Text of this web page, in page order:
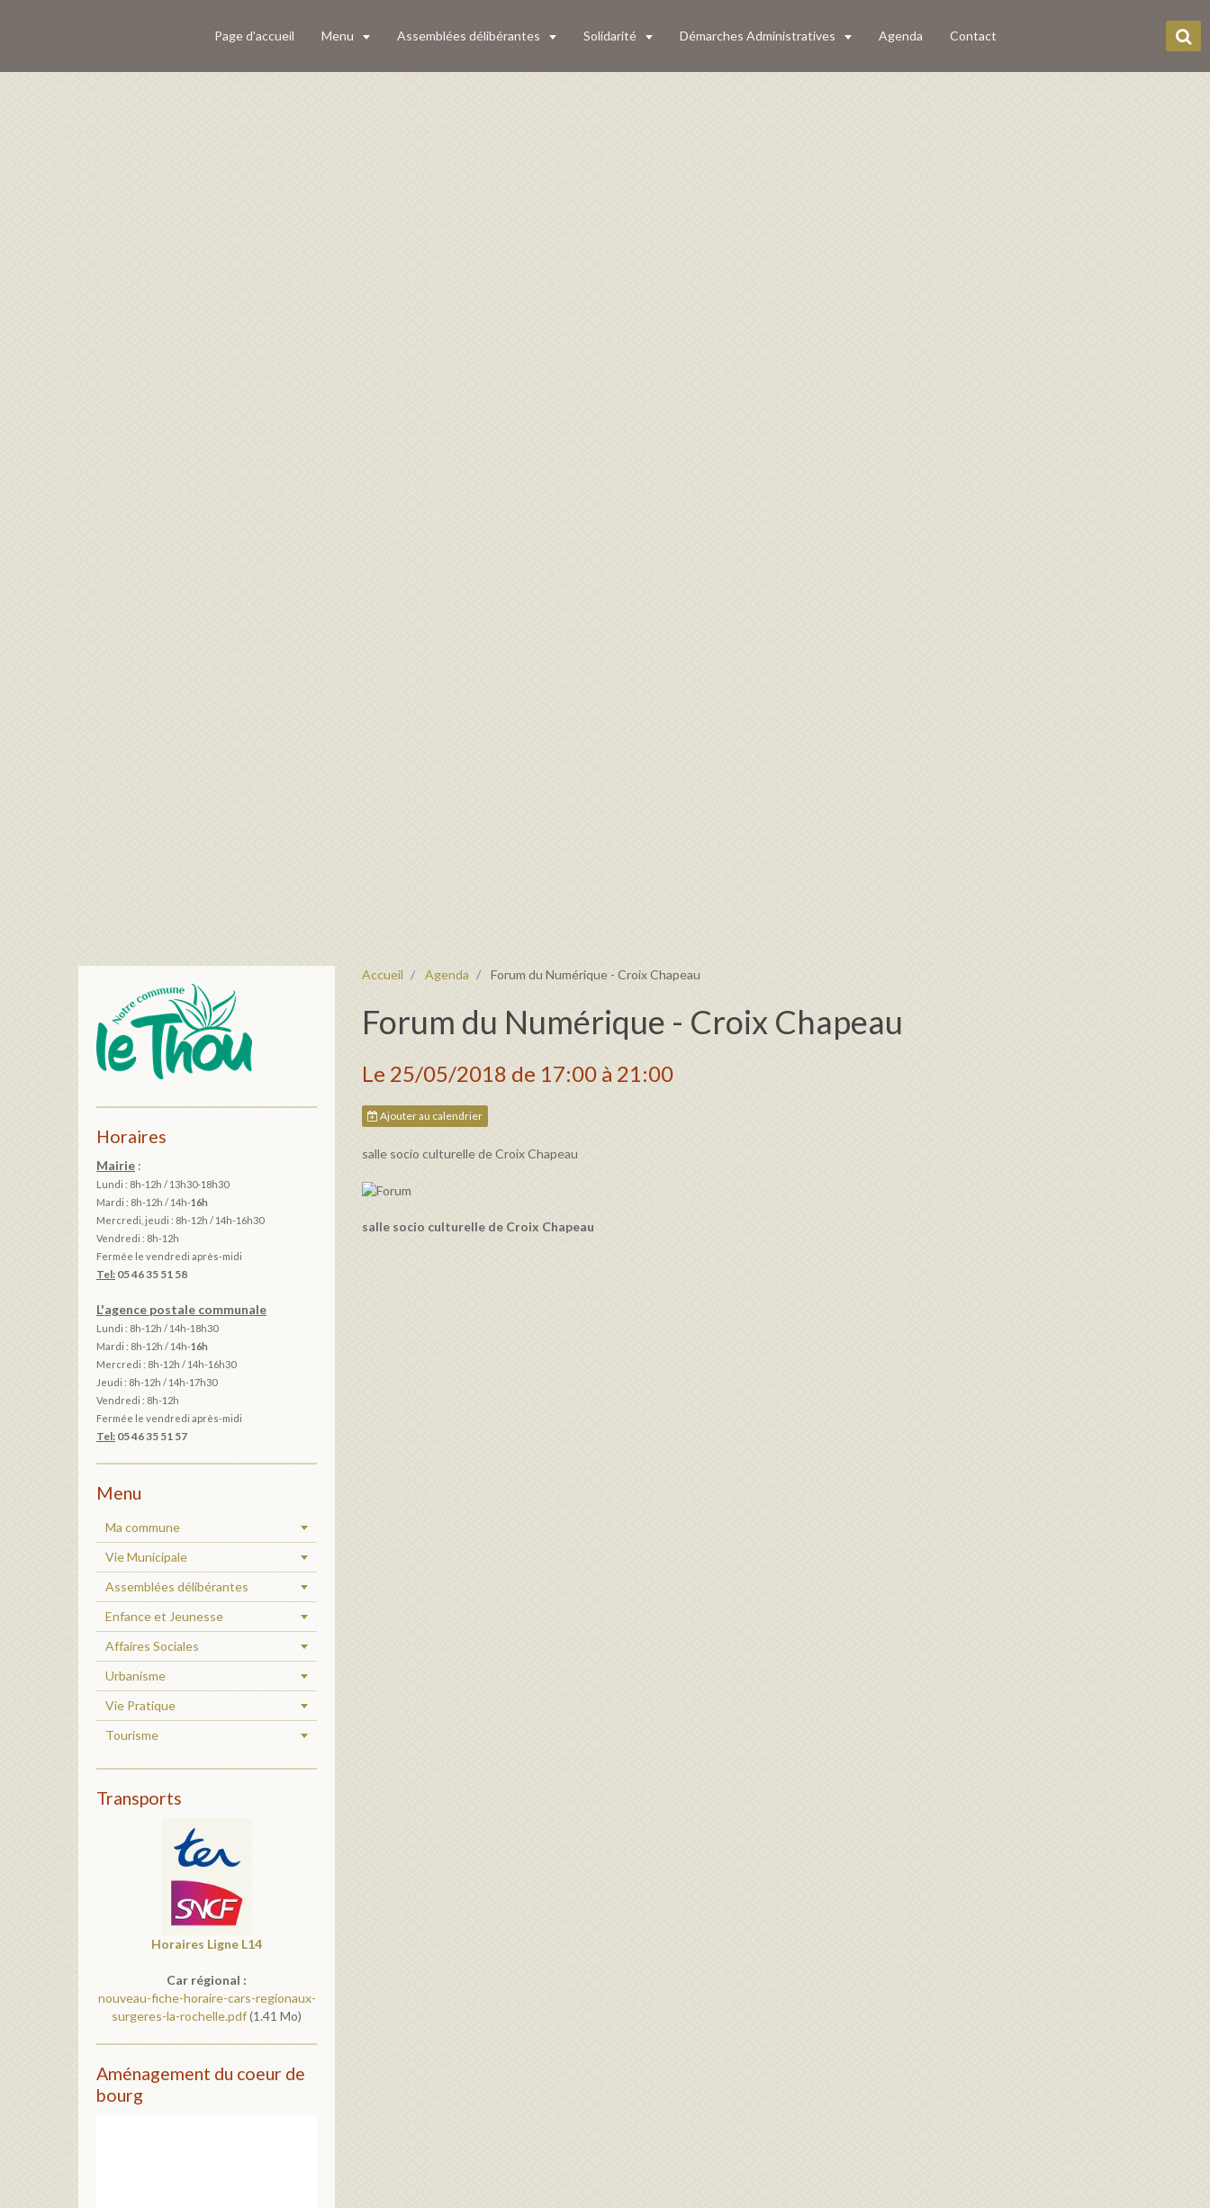
Page d'accueil Menu Assemblées délibérantes Solidarité Démarches Administratives Agenda Contact
Accueil Agenda Forum du Numérique - Croix Chapeau
Forum du Numérique - Croix Chapeau
Le 25/05/2018 de 17:00 à 21:00
Ajouter au calendrier
salle socio culturelle de Croix Chapeau
salle socio culturelle de Croix Chapeau
Horaires
Mairie :
Lundi : 8h-12h / 13h30-18h30
Mardi : 8h-12h / 14h-16h
Mercredi, jeudi : 8h-12h / 14h-16h30
Vendredi : 8h-12h
Fermée le vendredi après-midi
Tel: 05 46 35 51 58
L'agence postale communale
Lundi : 8h-12h / 14h-18h30
Mardi : 8h-12h / 14h-16h
Mercredi : 8h-12h / 14h-16h30
Jeudi : 8h-12h / 14h-17h30
Vendredi : 8h-12h
Fermée le vendredi après-midi
Tel: 05 46 35 51 57
Menu
Ma commune
Vie Municipale
Assemblées délibérantes
Enfance et Jeunesse
Affaires Sociales
Urbanisme
Vie Pratique
Tourisme
Transports
Horaires Ligne L14
Car régional :
nouveau-fiche-horaire-cars-regionaux-
surgeres-la-rochelle.pdf(1.41 Mo)
Aménagement du coeur de
bourg